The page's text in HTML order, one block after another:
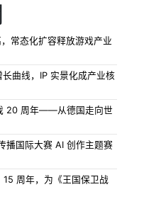
常态化扩容释放游戏产业
曲线，IP 实景化成产业核
20 周年——从德国走向世
播国际大赛 AI 创作主题赛
周年，为《王国保卫战